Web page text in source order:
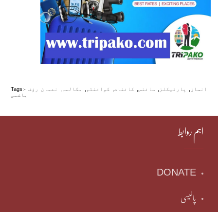
Tags:- انسان پارٹیکلز سائنس کائنات کوائنٹم مکالمہ
نعمان رؤف
ہاشمی
اہم روابط
DONATE
پالیسی